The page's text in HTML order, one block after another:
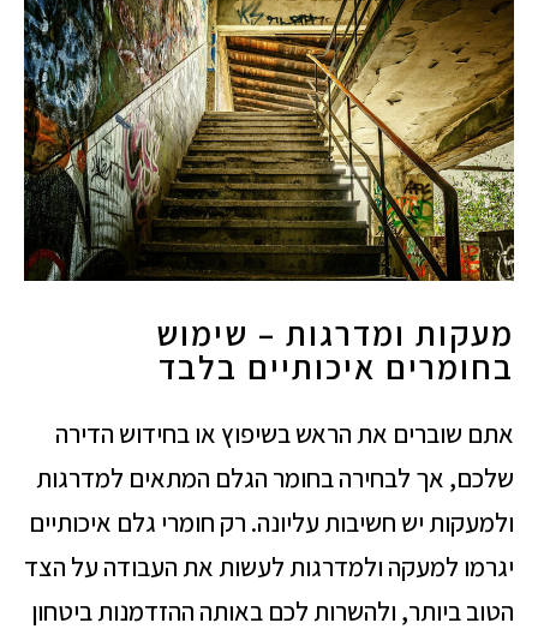
מעקות ומדרגות – שימוש
בחומרים איכותיים בלבד
אתם שוברים את הראש בשיפוץ או בחידוש הדירה
שלכם, אך לבחירה בחומר הגלם המתאים למדרגות
ולמעקות יש חשיבות עליונה. רק חומרי גלם איכותיים
יגרמו למעקה ולמדרגות לעשות את העבודה על הצד
הטוב ביותר, ולהשרות לכם באותה ההזדמנות ביטחון